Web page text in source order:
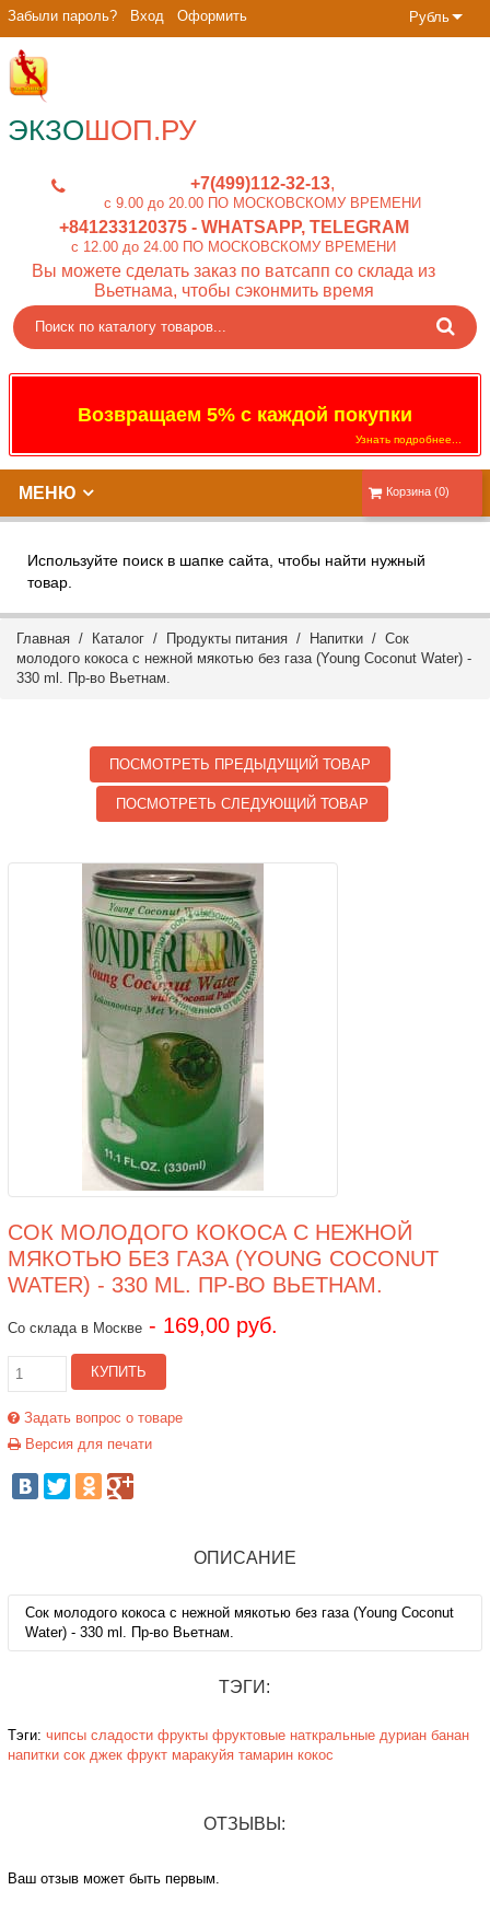
Рубль
Забыли пароль? Вход Оформить
ЭКЗОШОП.РУ
+7(499)112-32-13
c 9.00 до 20.00 ПО МОСКОВСКОМУ ВРЕМЕНИ
+841233120375- WHATSAPP, TELEGRAM
c 12.00 до 24.00 ПО МОСКОВСКОМУ ВРЕМЕНИ
Вы можете сделать заказ по ватсапп со склада из
Вьетнама, чтобы сэконмить время
Возвращаем 5% с каждой покупки
Узнать подробнее...
Корзина (0)
МЕНЮ
Используйте поиск в шапке сайта, чтобы найти нужный
товар.
Главная / Каталог / Продукты питания / Напитки / Сок
молодого кокоса с нежной мякотью без газа (Young Coconut Water) -
330 ml. Пр-во Вьетнам.
ПОСМОТРЕТЬ ПРЕДЫДУЩИЙ ТОВАР
ПОСМОТРЕТЬ СЛЕДУЮЩИЙ ТОВАР
СОК МОЛОДОГО КОКОСА С НЕЖНОЙ
МЯКОТЬЮ БЕЗ ГАЗА (YOUNG COCONUT
WATER) - 330 ML. ПР-ВО ВЬЕТНАМ.
Со склада в Москве- 169,00 руб.
КУПИТЬ
Задать вопрос о товаре
Версия для печати
ОПИСАНИЕ
Сок молодого кокоса с нежной мякотью без газа (Young Coconut
Water) - 330 ml. Пр-во Вьетнам.
ТЭГИ:
Тэги: чипсы сладости фрукты фруктовые наткральные дуриан банан
напитки сок джек фрукт маракуйя тамарин кокос
ОТЗЫВЫ:
Ваш отзыв может быть первым.